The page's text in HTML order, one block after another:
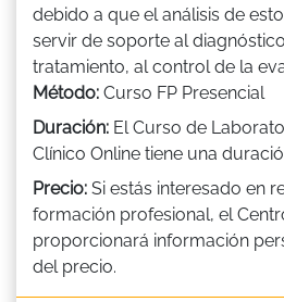
debido a que el análisis de
servir de soporte al
tratamiento, al control de la
Método: Curso FP Presencial
Duración: El Curso de
Clínico Online tiene una
Precio: Si estás interesado en
formación profesional, el
proporcionará información
del precio.